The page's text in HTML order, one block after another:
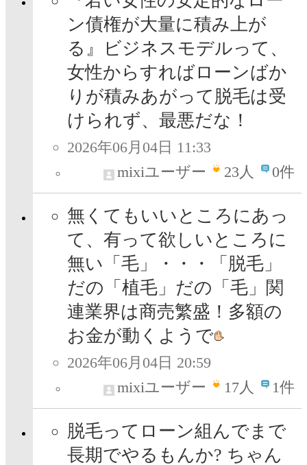
ン債権が大量に積み上が
る』ビジネスモデルって、
女性からすればローンばか
りが積みあがって脱毛は受
けられず、最悪だな！
2026年06月04日 11:33
mixiユーザー
23人 0件
無くてもいいところにあっ
て、有って欲しいところに
無い「毛」・・・「脱毛」
だの「植毛」だの「毛」関
連業界は商売繁盛！多額の
お金が動くようで
2026年06月04日 20:59
mixiユーザー
17人 1件
脱毛ってローン組んでまで
長期でやるもんか? ちゃん